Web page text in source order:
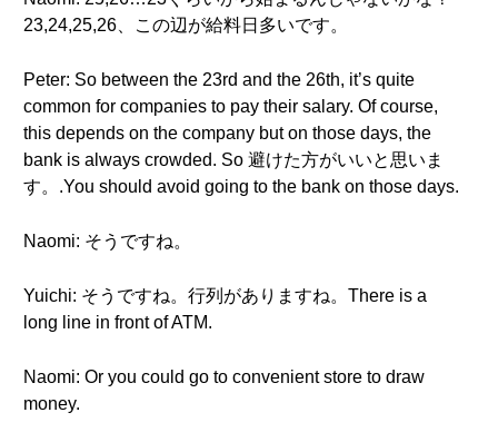
23,24,25,26、この辺が給料日多いです。
Peter: So between the 23rd and the 26th, it’s quite
common for companies to pay their salary. Of course,
this depends on the company but on those days, the
bank is always crowded. So 避けた方がいいと思いま
す。.You should avoid going to the bank on those days.
Naomi: そうですね。
Yuichi: そうですね。行列がありますね。There is a
long line in front of ATM.
Naomi: Or you could go to convenient store to draw
money.